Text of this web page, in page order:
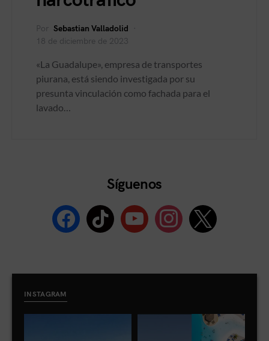
Por Sebastian Valladolid
18 de diciembre de 2023
«La Guadalupe», empresa de transportes
piurana, está siendo investigada por su
presunta vinculación como fachada para el
lavado…
Síguenos
INSTAGRAM